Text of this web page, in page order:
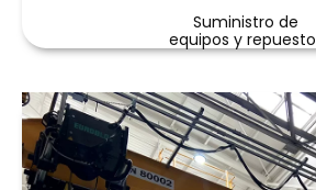
Suministro de
equipos y